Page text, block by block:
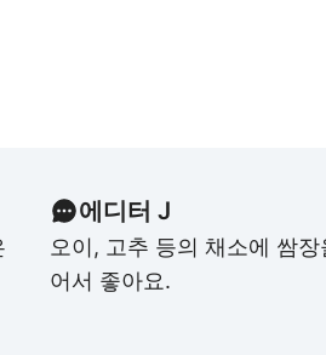
에디터 J
오이, 고추 등의 채소에 쌈
어서 좋아요.